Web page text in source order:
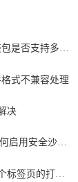
Google Chrome下载安装包是否支持多平台安装
格式不兼容处理
决
google Chrome下载后如何启用安全沙盒功能